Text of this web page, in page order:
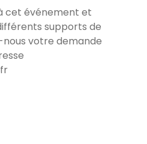
cet événement et
supports de
votre demande